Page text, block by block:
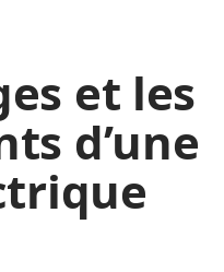
et les
d’une